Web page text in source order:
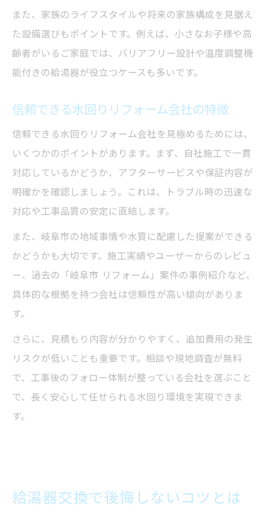
また、家族のライフスタイルや将来の家族構成を見据え
た設備選びもポイントです。例えば、小さなお子様や高
齢者がいるご家庭では、バリアフリー設計や温度調整機
能付きの給湯器が役立つケースも多いです。
信頼できる水回りリフォーム会社の特徴
信頼できる水回りリフォーム会社を見極めるためには、
いくつかのポイントがあります。まず、自社施工で一貫
対応しているかどうか、アフターサービスや保証内容が
明確かを確認しましょう。これは、トラブル時の迅速な
対応や工事品質の安定に直結します。
また、岐阜市の地域事情や水質に配慮した提案ができる
かどうかも大切です。施工実績やユーザーからのレビュ
ー、過去の「岐阜市 リフォーム」案件の事例紹介など、
具体的な根拠を持つ会社は信頼性が高い傾向がありま
す。
さらに、見積もり内容が分かりやすく、追加費用の発生
リスクが低いことも重要です。相談や現地調査が無料
で、工事後のフォロー体制が整っている会社を選ぶこと
で、長く安心して任せられる水回り環境を実現できま
す。
給湯器交換で後悔しないコツとは